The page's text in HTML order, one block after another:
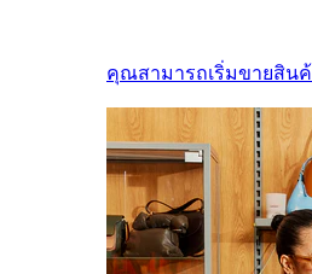
คุณสามารถเริ่มขายสินค้